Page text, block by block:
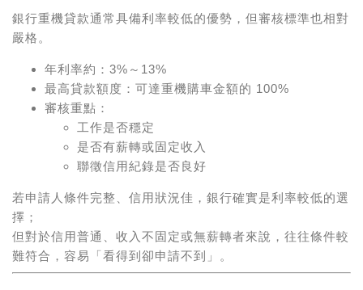
銀行重機貸款通常具備利率較低的優勢，但審核標準也相對
嚴格。
年利率約：3%～13%
最高貸款額度：可達重機購車金額的 100%
審核重點：
工作是否穩定
是否有薪轉或固定收入
聯徵信用紀錄是否良好
若申請人條件完整、信用狀況佳，銀行確實是利率較低的選
擇；
但對於信用普通、收入不固定或無薪轉者來說，往往條件較
難符合，容易「看得到卻申請不到」。